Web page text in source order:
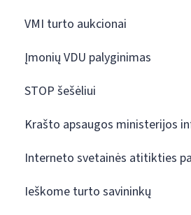
VMI turto aukcionai
Įmonių VDU palyginimas
STOP šešėliui
Krašto apsaugos ministerijos
Interneto svetainės atitikties
Ieškome turto savininkų